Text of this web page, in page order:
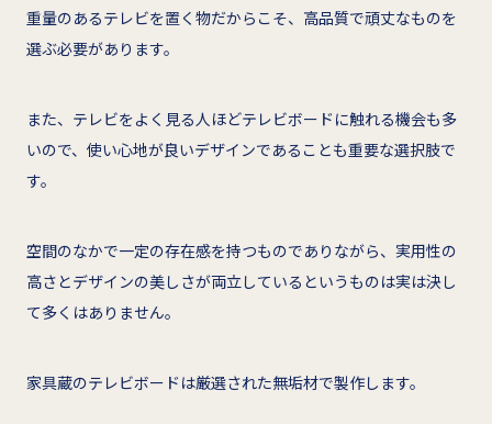
重量のあるテレビを置く物だからこそ、高品質で頑丈なものを
選ぶ必要があります。
また、テレビをよく見る人ほどテレビボードに触れる機会も多
いので、使い心地が良いデザインであることも重要な選択肢で
す。
空間のなかで一定の存在感を持つものでありながら、実用性の
高さとデザインの美しさが両立しているというものは実は決し
て多くはありません。
家具蔵のテレビボードは厳選された無垢材で製作します。